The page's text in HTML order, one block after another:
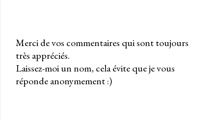
P
u
b
Merci de vos commentaires qui sont toujours
très appréciés.
Laissez-moi un nom, cela évite que je vous
réponde anonymement :)